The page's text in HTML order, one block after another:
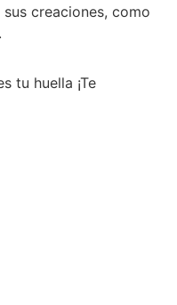
creaciones, como
tu huella ¡Te